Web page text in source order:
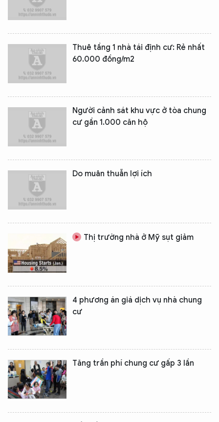
Thuê tầng 1 nhà tái định cư: Rẻ nhất
60.000 đồng/m2
Người cảnh sát khu vực ở tòa chung
cư gần 1.000 căn hộ
Do muân thuẫn lợi ích
Thị trường nhà ở Mỹ sụt giảm
4 phương án giá dịch vụ nhà chung
cư
Tăng trần phí chung cư gấp 3 lần